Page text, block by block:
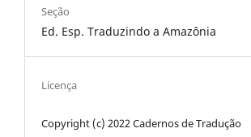
Seção
Ed. Esp. Traduzindo a Amazônia
Licença
Copyright (c) 2022 Cadernos de Tradução